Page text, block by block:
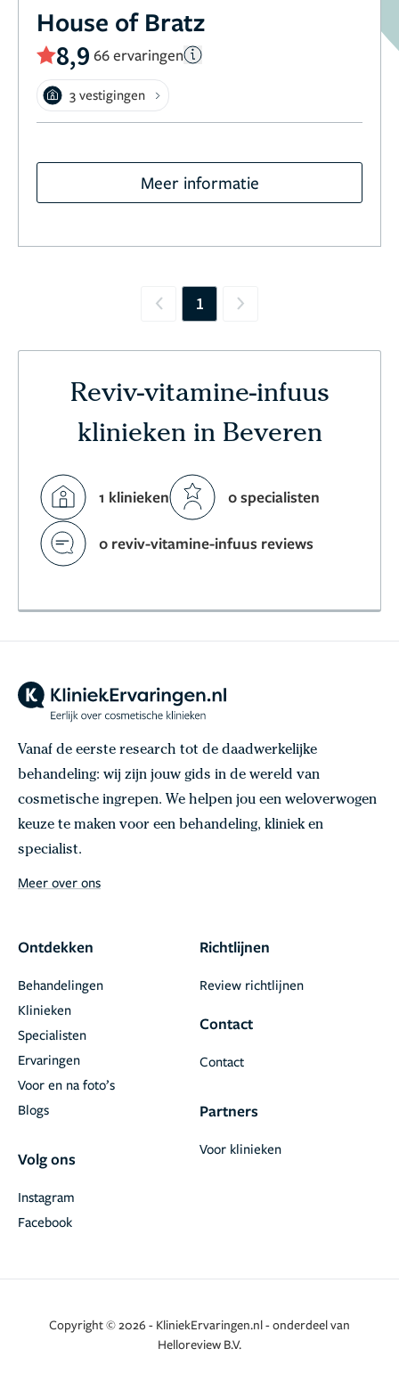
House of Bratz
8,9 66 ervaringen
3 vestigingen
Meer informatie
Previous
1 Next
Reviv-vitamine-infuus
klinieken in Beveren
1 klinieken 0 specialisten
0 reviv-vitamine-infuus reviews
Vanaf de eerste research tot de daadwerkelijke
behandeling: wij zijn jouw gids in de wereld van
cosmetische ingrepen. We helpen jou een weloverwogen
keuze te maken voor een behandeling, kliniek en
specialist.
Meer over ons
Ontdekken
Behandelingen
Klinieken
Specialisten
Ervaringen
Voor en na foto’s
Blogs
Volg ons
Facebook
Instagram
Richtlijnen
Review richtlijnen
Contact
Contact
Partners
Voor klinieken
Copyright © 2026 - KliniekErvaringen.nl - onderdeel van
Helloreview B.V.